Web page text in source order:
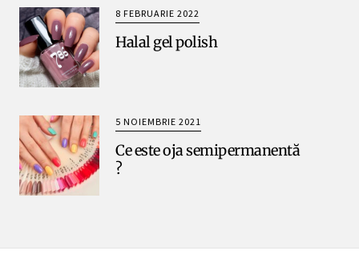
8 FEBRUARIE 2022
Halal gel polish
5 NOIEMBRIE 2021
Ce este oja semipermanentă
?